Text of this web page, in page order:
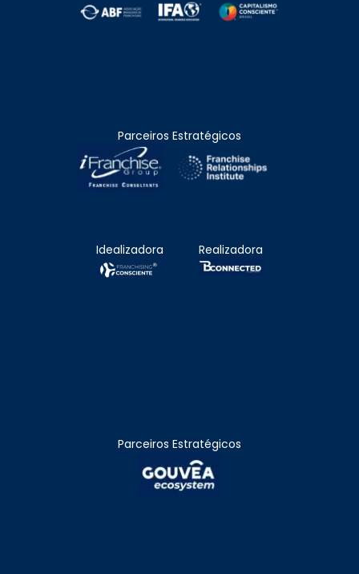
Parceiros Estratégicos
Idealizadora Realizadora
Parceiros Estratégicos